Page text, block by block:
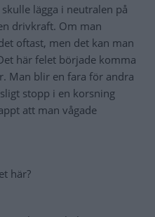
lägga i neutralen på
drivkraft. Om man
oftast, men det kan man
här felet började komma
Man blir en fara för andra
stopp i en korsning
att man vågade
här?